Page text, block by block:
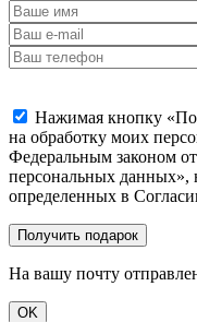
Нажимая кнопку
на обработку моих
Федеральным законом
персональных данных»,
определенных в
На вашу почту
OK